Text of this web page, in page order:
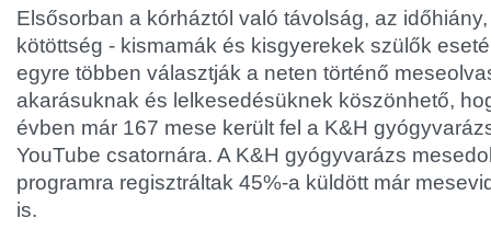
Elsősorban a kórháztól való távolság, az
kötöttség - kismamák és kisgyerekek szülők
egyre többen választják a neten történő
akarásuknak és lelkesedésüknek köszönhető,
évben már 167 mese került fel a K&H
YouTube csatornára. A K&H gyógyvarázs
programra regisztráltak 45%-a küldött már
is.